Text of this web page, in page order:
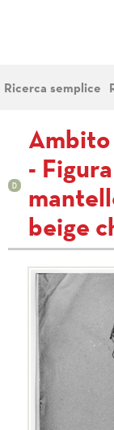
Ricerca semplice
Ambito
-
beige